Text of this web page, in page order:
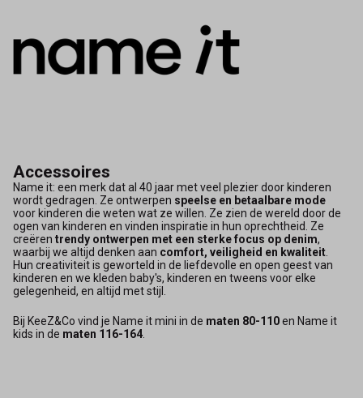
Accessoires
Name it: een merk dat al 40 jaar met veel plezier door kinderen
wordt gedragen. Ze ontwerpen speelse en betaalbare mode
voor kinderen die weten wat ze willen. Ze zien de wereld door de
ogen van kinderen en vinden inspiratie in hun oprechtheid. Ze
creëren trendy ontwerpen met een sterke focus op denim,
waarbij we altijd denken aan comfort, veiligheid en kwaliteit
Hun creativiteit is geworteld in de liefdevolle en open geest van
kinderen en we kleden baby's, kinderen en tweens voor elke
gelegenheid, en altijd met stijl.
Bij KeeZ&Co vind je Name it mini in de maten 80-110en Name it
kids in de maten 116-164